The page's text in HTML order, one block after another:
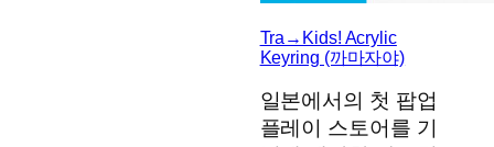
Tra→Kids! Acrylic
Keyring (까마자야)
일본에서의 첫 팝업
플레이 스토어를 기